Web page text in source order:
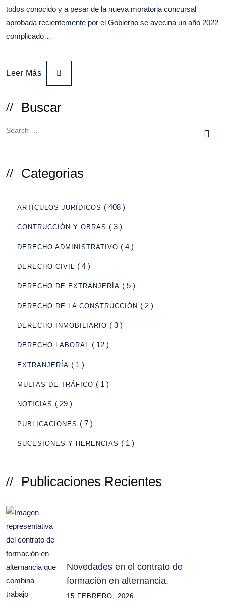
todos conocido y a pesar de la nueva moratoria concursal
aprobada recientemente por el Gobierno se avecina un año 2022
complicado…
Leer Más
Buscar
Categorias
ARTÍCULOS JURÍDICOS ( 408 )
CONTRUCCIÓN Y OBRAS ( 3 )
DERECHO ADMINISTRATIVO ( 4 )
DERECHO CIVIL ( 4 )
DERECHO DE EXTRANJERÍA ( 5 )
DERECHO DE LA CONSTRUCCIÓN ( 2 )
DERECHO INMOBILIARIO ( 3 )
DERECHO LABORAL ( 12 )
EXTRANJERÍA ( 1 )
MULTAS DE TRÁFICO ( 1 )
NOTICIAS ( 29 )
PUBLICACIONES ( 7 )
SUCESIONES Y HERENCIAS ( 1 )
Publicaciones Recientes
Novedades en el contrato de
formación en alternancia.
15 FEBRERO, 2026